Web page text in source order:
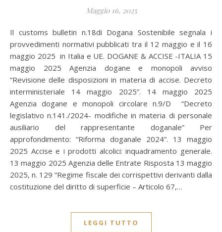
Maggio 16, 2025
Il customs bulletin n.18di Dogana Sostenibile segnala i
provvedimenti normativi pubblicati tra il 12 maggio e il 16
maggio 2025 in Italia e UE. DOGANE & ACCISE -ITALIA 15
maggio 2025 Agenzia dogane e monopoli avviso
“Revisione delle disposizioni in materia di accise. Decreto
interministeriale 14 maggio 2025”. 14 maggio 2025
Agenzia dogane e monopoli circolare n.9/D “Decreto
legislativo n.141./2024- modifiche in materia di personale
ausiliario del rappresentante doganale” Per
approfondimento: “Riforma doganale 2024”. 13 maggio
2025 Accise e i prodotti alcolici: inquadramento generale.
13 maggio 2025 Agenzia delle Entrate Risposta 13 maggio
2025, n. 129 “Regime fiscale dei corrispettivi derivanti dalla
costituzione del diritto di superficie – Articolo 67,…
LEGGI TUTTO